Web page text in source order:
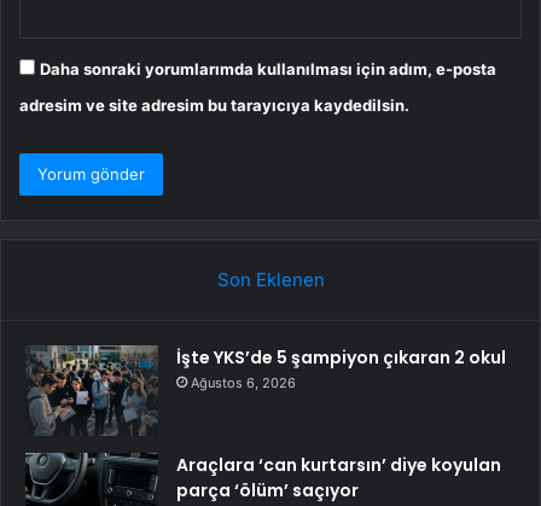
Daha sonraki yorumlarımda kullanılması için adım, e-posta
adresim ve site adresim bu tarayıcıya kaydedilsin.
Son Eklenen
İşte YKS’de 5 şampiyon çıkaran 2 okul
Ağustos 6, 2026
Araçlara ‘can kurtarsın’ diye koyulan
parça ‘ölüm’ saçıyor